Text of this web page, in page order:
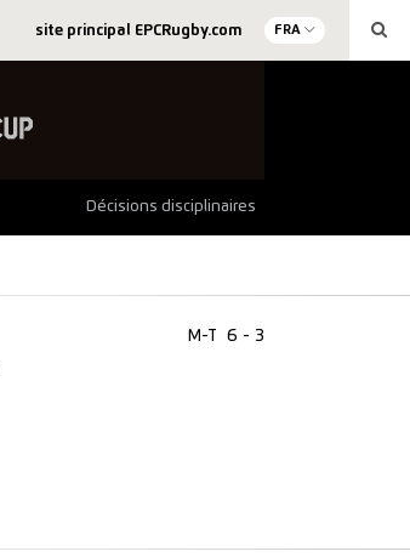
site principal EPCRugby.com FRA
Décisions disciplinaires
M-T 6 - 3